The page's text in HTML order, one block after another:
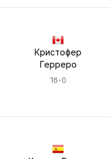
Кристофер
Герреро
16-0